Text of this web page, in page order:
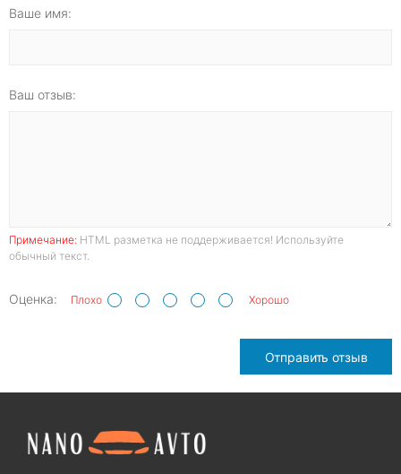
Ваше имя:
Ваш отзыв:
Примечание: HTML разметка не поддерживается! Используйте
обычный текст.
Оценка: Плохо Хорошо
Отправить отзыв